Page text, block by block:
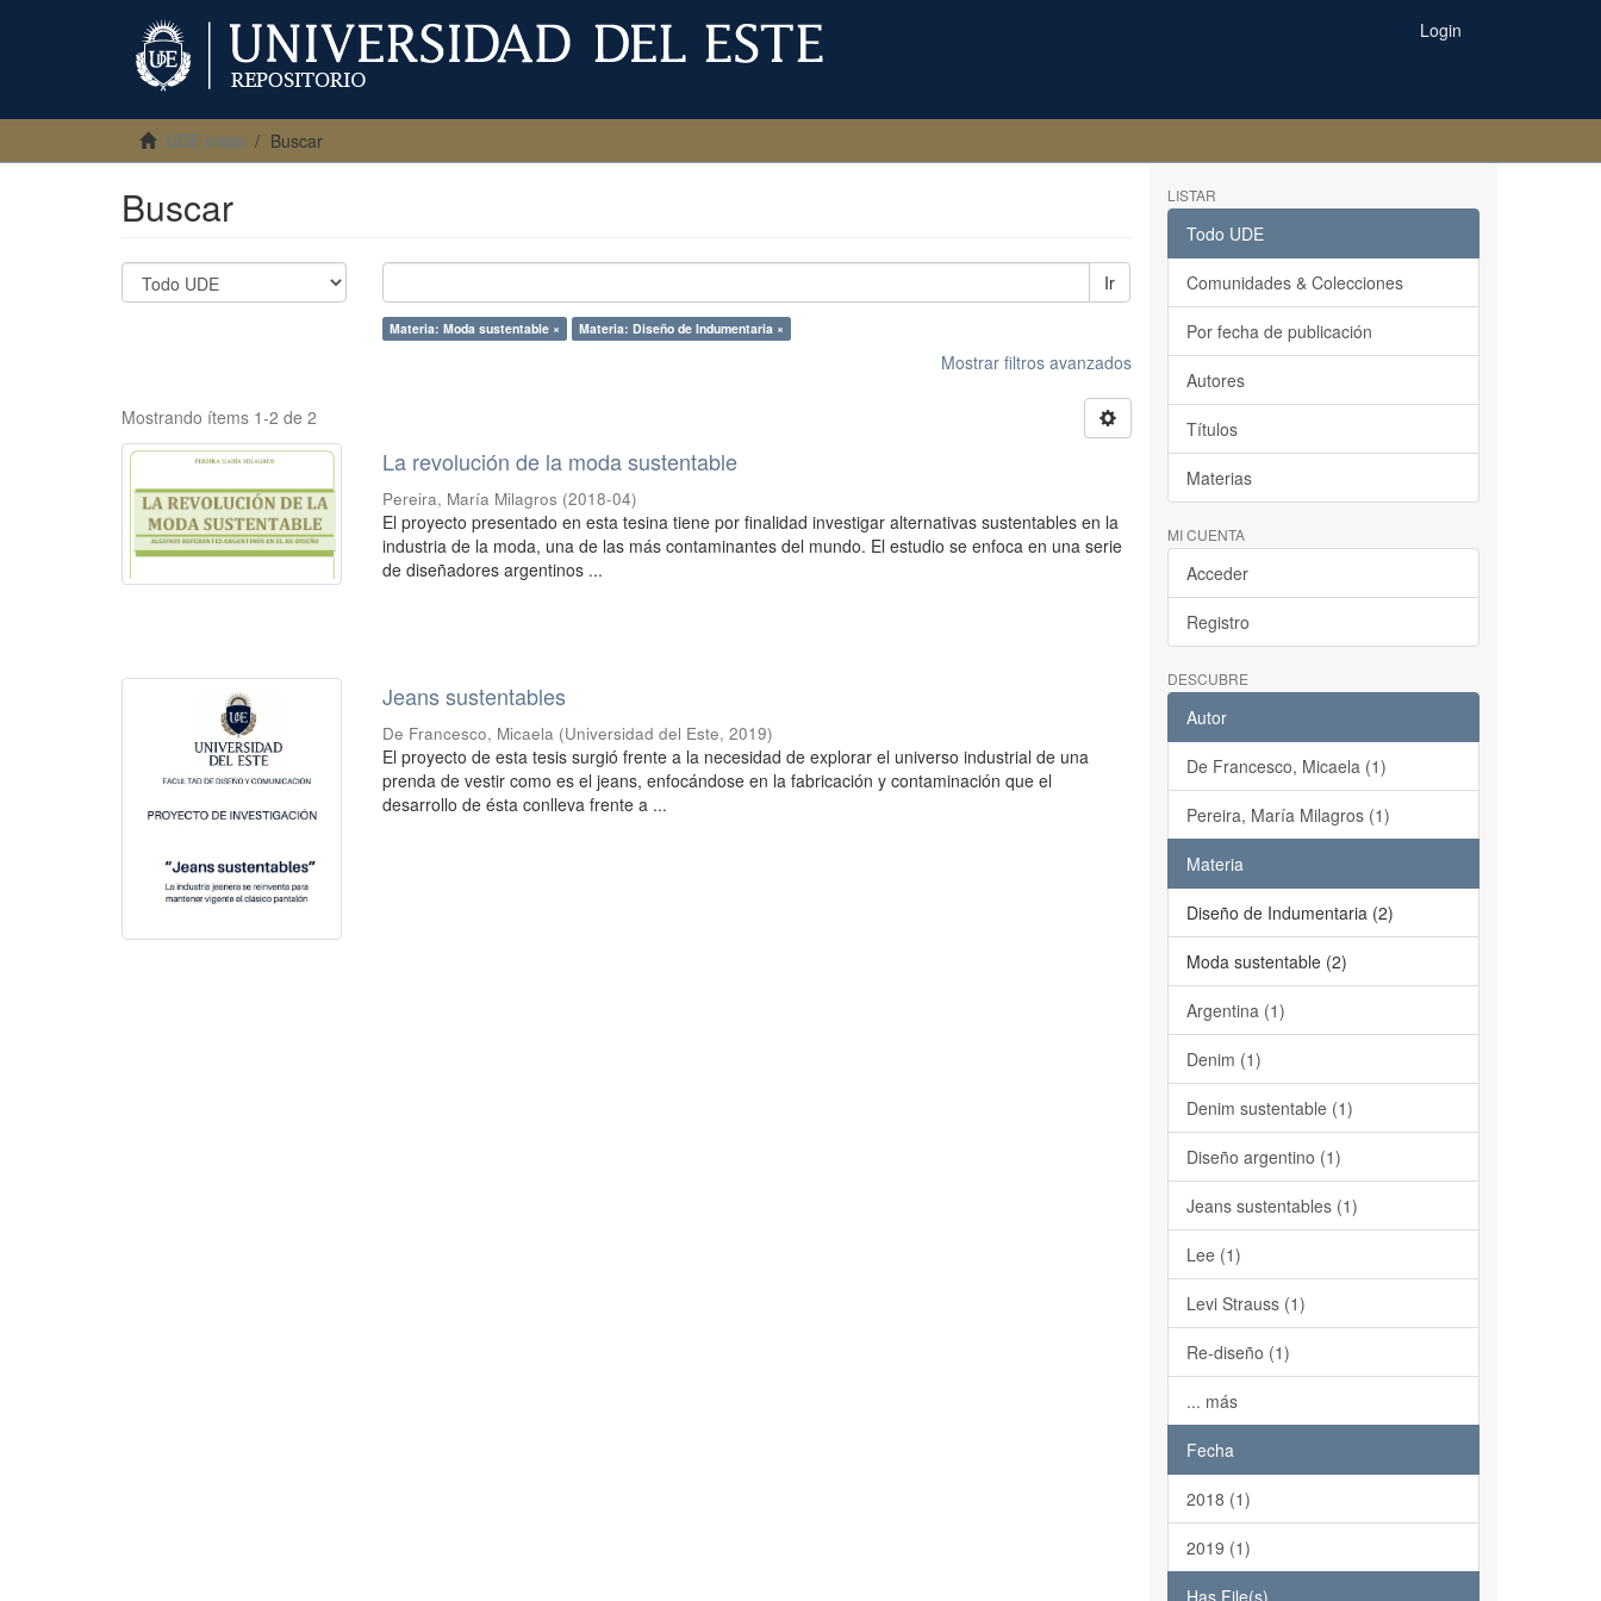
Login
UDE Inicio Buscar
Buscar
Ir
Materia: Moda sustentable × Materia: Diseño de Indumentaria ×
Mostrar filtros avanzados
Mostrando ítems 1-2 de 2
La revolución de la moda sustentable
Pereira, María Milagros (2018-04)
El proyecto presentado en esta tesina tiene por finalidad investigar alternativas sustentables en la
industria de la moda, una de las más contaminantes del mundo. El estudio se enfoca en una serie
de diseñadores argentinos ...
Jeans sustentables
De Francesco, Micaela (Universidad del Este,2019)
El proyecto de esta tesis surgió frente a la necesidad de explorar el universo industrial de una
prenda de vestir como es el jeans, enfocándose en la fabricación y contaminación que el
desarrollo de ésta conlleva frente a ...
LISTAR
Todo UDE
Comunidades & Colecciones
Por fecha de publicación
Autores
Títulos
Materias
MI CUENTA
Acceder
Registro
DESCUBRE
Autor
De Francesco, Micaela (1)
Pereira, María Milagros (1)
Materia
Diseño de Indumentaria (2)
Moda sustentable (2)
Argentina (1)
Denim (1)
Denim sustentable (1)
Diseño argentino (1)
Jeans sustentables (1)
Lee (1)
Levi Strauss (1)
Re-diseño (1)
... más
Fecha
2018 (1)
2019 (1)
Has File(s)